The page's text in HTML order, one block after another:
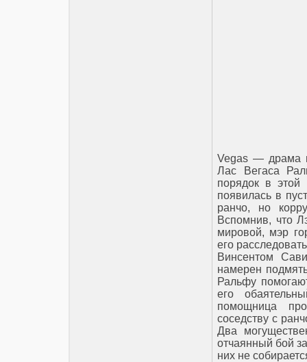
Vegas — драма
Лас Вегаса
порядок в этой
появилась в
ранчо, но
Вспомнив, что
мировой, мэр
его
Винсентом
намерен
Ральфу
его
помощница
соседству с
Два
отчаянный бой
них не